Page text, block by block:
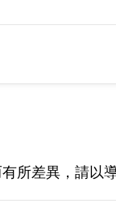
所差異，請以